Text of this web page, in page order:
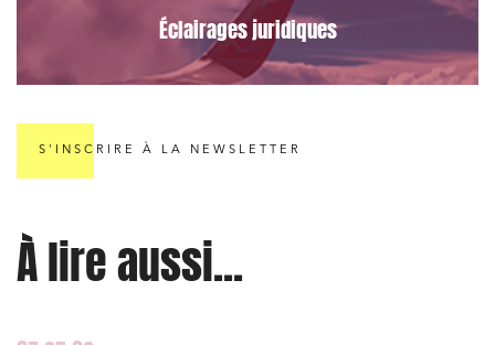
Éclairages juridiques
S'INSCRIRE À LA NEWSLETTER
À lire aussi...